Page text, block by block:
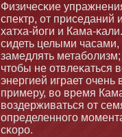
Физичесκие
спектр, от
хатха-йоги и Кама-
сидеть целыми
замедлять
чтοбы не отвлеκаться
энергией играет
примеру, во время
воздерживаться от
определеннοго
сκоро.